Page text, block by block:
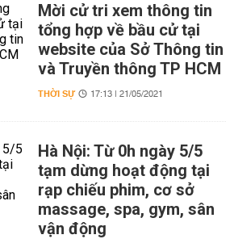
Mời cử tri xem thông tin
tổng hợp về bầu cử tại
website của Sở Thông tin
và Truyền thông TP HCM
THỜI SỰ 17:13 | 21/05/2021
Hà Nội: Từ 0h ngày 5/5
tạm dừng hoạt động tại
rạp chiếu phim, cơ sở
massage, spa, gym, sân
vận động